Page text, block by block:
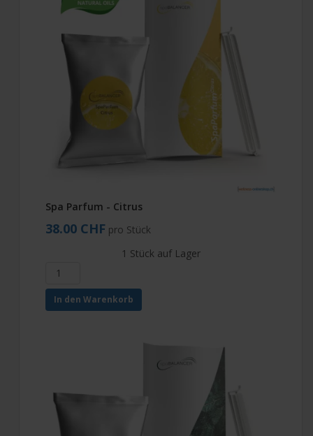
Spa Parfum - Citrus
38.00 CHF pro Stück
1 Stück auf Lager
In den Warenkorb